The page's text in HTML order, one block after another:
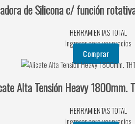
de Silicona c/ función
HERRAMIENTAS TOTAL
Ingresar para ver precios
Comprar
Alta Tensión Heavy 1800mm.
HERRAMIENTAS TOTAL
Ingresar para ver precios